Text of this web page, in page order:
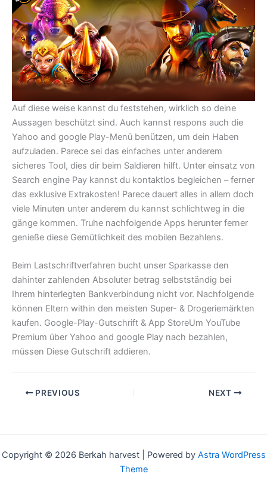
Auf diese weise kannst du feststehen, wirklich so deine
Aussagen beschützt sind. Auch kannst respons auch die
Yahoo and google Play-Menü benützen, um dein Haben
aufzuladen. Parece sei das einfaches unter anderem
sicheres Tool, dies dir beim Saldieren hilft. Unter einsatz von
Search engine Pay kannst du kontaktlos begleichen – ferner
das exklusive Extrakosten! Parece dauert alles in allem doch
viele Minuten unter anderem du kannst schlichtweg in die
gänge kommen. Truhe nachfolgende Apps herunter ferner
genieße diese Gemütlichkeit des mobilen Bezahlens.
Beim Lastschriftverfahren bucht unser Sparkasse den
dahinter zahlenden Absoluter betrag selbstständig bei
Ihrem hinterlegten Bankverbindung nicht vor. Nachfolgende
können Eltern within den meisten Super- & Drogeriemärkten
kaufen. Google-Play-Gutschrift & App StoreUm YouTube
Premium über Yahoo and google Play nach bezahlen,
müssen Diese Gutschrift addieren.
PREVIOUS NEXT
Copyright © 2026 Berkah harvest | Powered by Astra WordPress
Theme